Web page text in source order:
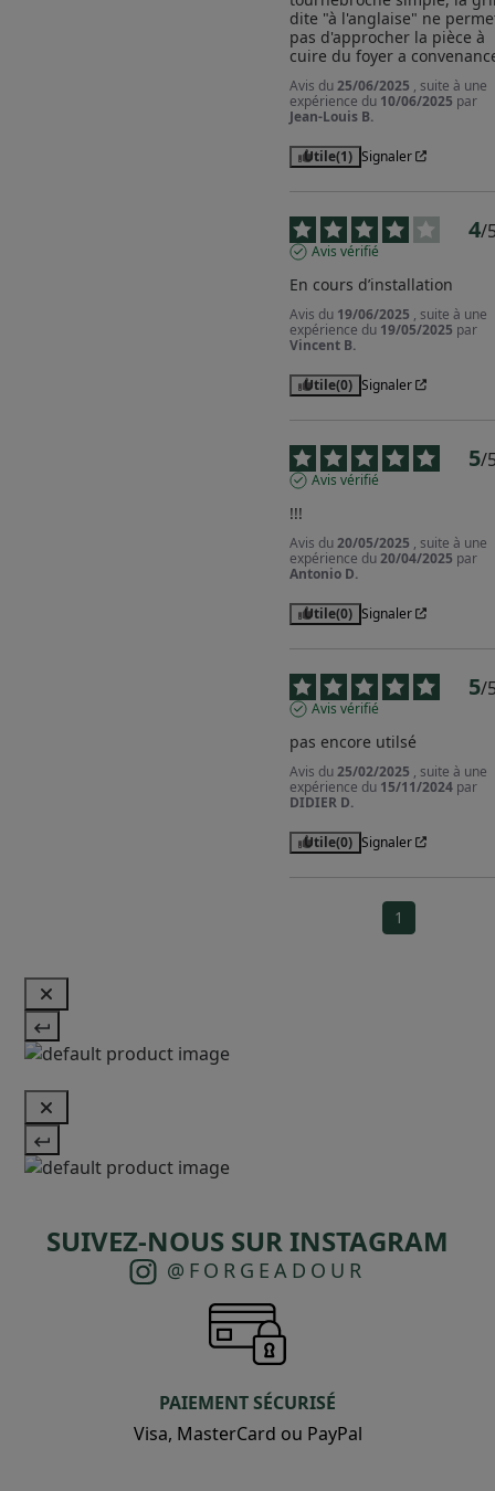
dite "à l'anglaise" ne
pas d'approcher la pièce à
cuire du foyer a
Avis du25/06/2025 , suite à une
expérience du 10/06/2025 par
Jean-Louis B.
Utile(1) Signaler
4/
Avis vérifié
En cours d’installation
Avis du 19/06/2025 , suite à une
expérience du 19/05/2025 par
Vincent B.
Utile(0) Signaler
5/
Avis vérifié
!!!
Avis du20/05/2025 , suite à une
expérience du20/04/2025 par
Antonio D.
Utile(0) Signaler
5/
Avis vérifié
pas encore utilsé
Avis du25/02/2025 , suite à une
expérience du 15/11/2024 par
DIDIER D.
Utile(0) Signaler
1
SUIVEZ-NOUS SUR INSTAGRAM
@FORGEADOUR
PAIEMENT SÉCURISÉ
Visa, MasterCard ou PayPal